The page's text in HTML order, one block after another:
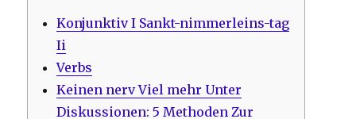
Konjunktiv I Sankt-nimmerleins-tag
Ii
Verbs
Keinen nerv Viel mehr Unter
Diskussionen: 5 Methoden Zur